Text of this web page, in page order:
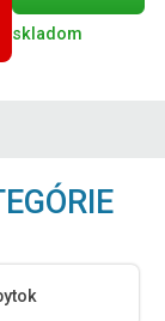
skladom